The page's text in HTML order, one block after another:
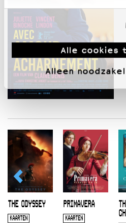
Alle cookies
Alleen
THE ODYSSEY
KAARTEN
PRIMAVERA
KAARTEN